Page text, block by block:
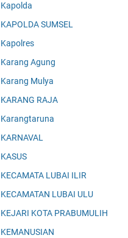
Kapolda
KAPOLDA SUMSEL
Kapolres
Karang Agung
Karang Mulya
KARANG RAJA
Karangtaruna
KARNAVAL
KASUS
KECAMATA LUBAI ILIR
KECAMATAN LUBAI ULU
KEJARI KOTA PRABUMULIH
KEMANUSIAN